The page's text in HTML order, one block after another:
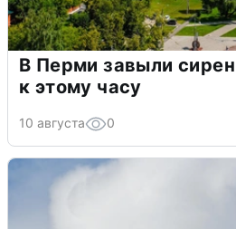
В Перми завыли
к этому часу
10 августа 0